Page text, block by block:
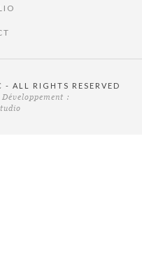
ALL RIGHTS RESERVED
Développement :